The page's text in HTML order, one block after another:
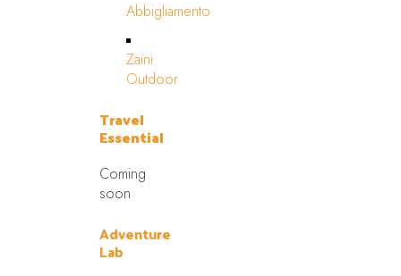
Abbigliamento
Zaini
Outdoor
Travel
Essential
Coming
soon
Adventure
Lab